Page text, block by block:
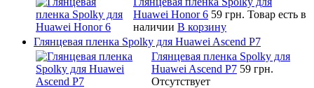
Huawei Honor 6 59 грн. Товар есть в
наличии В корзину
Глянцевая пленка Spolky для Huawei Ascend P7
Глянцевая пленка Spolky для
Huawei Ascend P7 59 грн.
Отсутствует